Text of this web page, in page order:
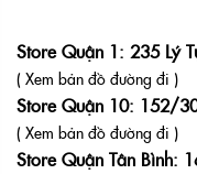
Store Quận 1: 235 Lý
( Xem bản đồ đường đi )
Store Quận 10: 152/
( Xem bản đồ đường đi )
Store Quận Tân Bình: